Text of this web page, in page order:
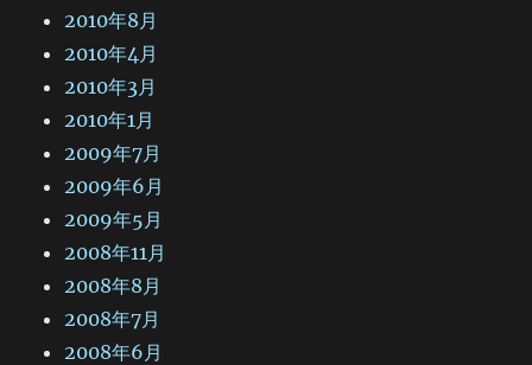
2010年8月
2010年4月
2010年3月
2010年1月
2009年7月
2009年6月
2009年5月
2008年11月
2008年8月
2008年7月
2008年6月